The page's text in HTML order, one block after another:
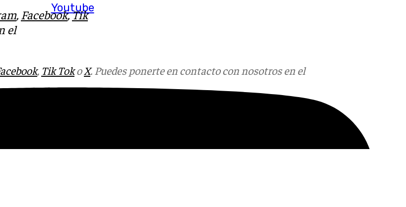
Youtube
, Facebook,Tik
el
, Tik TokoX. Puedes ponerte en contacto con nosotros en el